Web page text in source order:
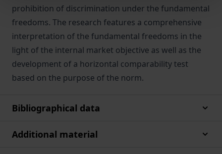
prohibition of discrimination under the fundamental
freedoms. The research features a comprehensive
interpretation of the fundamental freedoms in the
light of the internal market objective as well as the
development of a horizontal comparability test
based on the purpose of the norm.
Bibliographical data
Additional material